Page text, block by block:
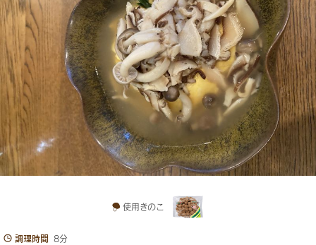
使用きのこ
調理時間 8分